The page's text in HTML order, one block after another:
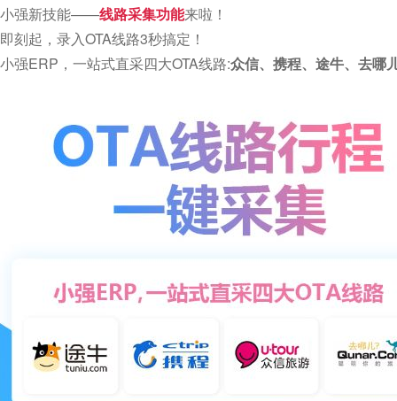
小强新技能——线路采集功能来啦！
即刻起，录入OTA线路3秒搞定！
小强ERP，一站式直采四大OTA线路:众信、携程、途牛、去哪